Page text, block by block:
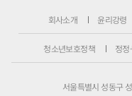
회사소개 윤리강령
청소년보호정책 정정
서울특별시 성동구